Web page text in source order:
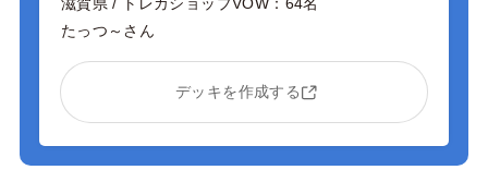
滋賀県 / トレカショップVOW：64名
たっつ～さん
デッキを作成する